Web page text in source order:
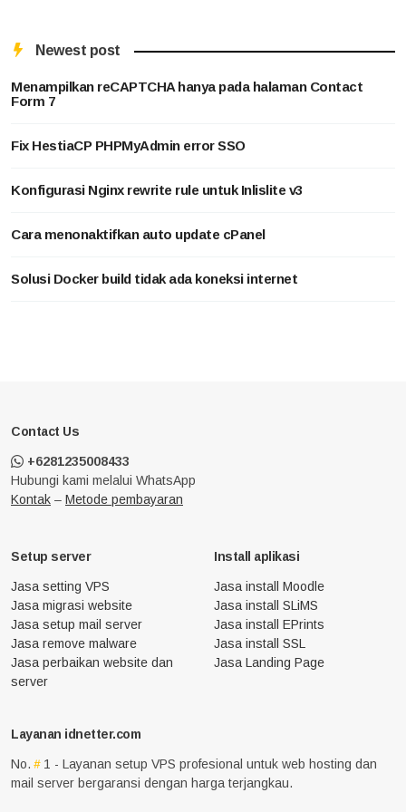
Newest post
Menampilkan reCAPTCHA hanya pada halaman Contact
Form 7
Fix HestiaCP PHPMyAdmin error SSO
Konfigurasi Nginx rewrite rule untuk Inlislite v3
Cara menonaktifkan auto update cPanel
Solusi Docker build tidak ada koneksi internet
Contact Us
+6281235008433
Hubungi kami melalui WhatsApp
Kontak – Metode pembayaran
Setup server
Jasa setting VPS
Jasa migrasi website
Jasa setup mail server
Jasa remove malware
Jasa perbaikan website dan
server
Install aplikasi
Jasa install Moodle
Jasa install SLiMS
Jasa install EPrints
Jasa install SSL
Jasa Landing Page
Layanan idnetter.com
No.
1 - Layanan setup VPS profesional untuk web hosting dan
mail server bergaransi dengan harga terjangkau.